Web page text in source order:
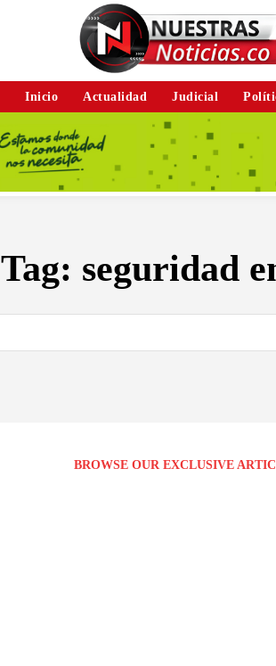
Inicio Actualidad Judicial
Tag: seguridad
BROWSE OUR EXCLUSIVE